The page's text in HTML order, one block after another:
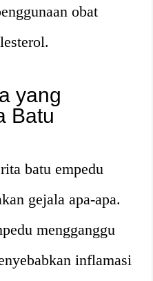
obat
yang
Batu
batu empedu
gejala apa-apa.
mengganggu
inflamasi